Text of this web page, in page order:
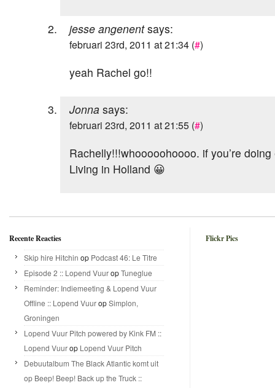
jesse angenentsays:
februari 23rd, 2011 at 21:34 (#)
yeah Rachel go!!
Jonna says:
februari 23rd, 2011 at 21:55 (#)
Rachelly!!!whooooohoooo. if you’re
Living in Holland 😀
Recente Reacties
Skip hire Hitchin op Podcast 46: Le Titre
Episode 2 :: Lopend VuuropTuneglue
Reminder: Indiemeeting & Lopend Vuur
Offline :: Lopend VuuropSimplon,
Groningen
Lopend Vuur Pitch powered by Kink FM ::
Lopend Vuurop Lopend Vuur Pitch
Debuutalbum The Black Atlantic komt uit
op Beep! Beep! Back up the Truck ::
Flickr Pics